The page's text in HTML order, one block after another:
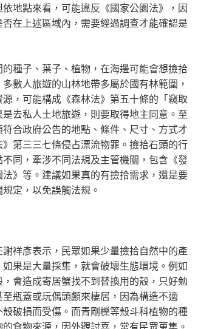
依地點來看，可能違反《國家公園法》，因
在上述區域內，需要經過調查才能確認是
種子、葉子、植物，在海邊可能會想撿拾
數人旅遊的山林地帶多屬於國有林範圍，
，可能構成《森林法》第五十條的「竊取
去私人土地旅遊，則要取得地主同意。至
合政府公告的地點、條件、尺寸、方式才
第三三七條侵占漂流物罪。撿拾石頭的行
同，牽涉不同法規及主管機關，包含《發
》等。建議如果真的有撿拾需求，還是要
定，以免誤觸法規。
祥彥表示，民眾如果少量撿拾自然中的產
果是大量採集，就會破壞生態環境。例如
會造成寄居蟹找不到替換用的殼，只好勉
瓶蓋或玩偶頭顱來棲居，因為構造不適
破損而受傷。而青剛櫟等殼斗科植物的種
食物來源，因外觀討喜，常有民眾蒐集。